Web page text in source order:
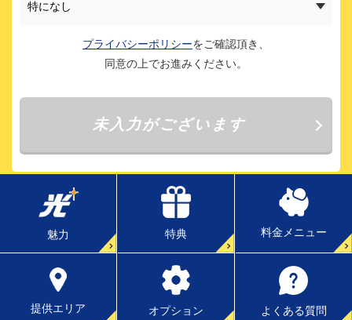
魅力 特典 料金メニュー
提供エリア オプション よくある質問